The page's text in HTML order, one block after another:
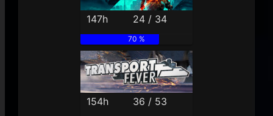
147h 24 / 34
70 %
154h 36 / 53